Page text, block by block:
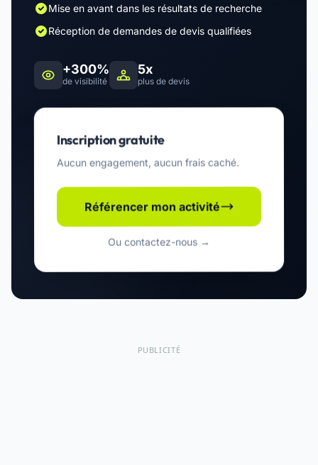
Mise en avant dans les résultats de recherche
Réception de demandes de devis qualifiées
+300%
de visibilité
5x
plus de devis
Inscription gratuite
Aucun engagement, aucun frais caché.
Référencer mon activité
Ou contactez-nous →
PUBLICITÉ